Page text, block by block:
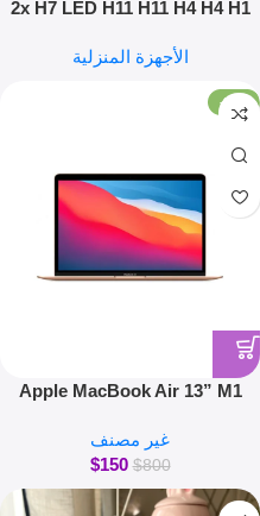
2x H7 LED H11 H11 H4 H4 H1
HB4 HB4 HB5 HB5 HIR2 H13
الأجهزة المنزلية
-81%
Apple MacBook Air 13” M1
غير مصنف
$800
$150